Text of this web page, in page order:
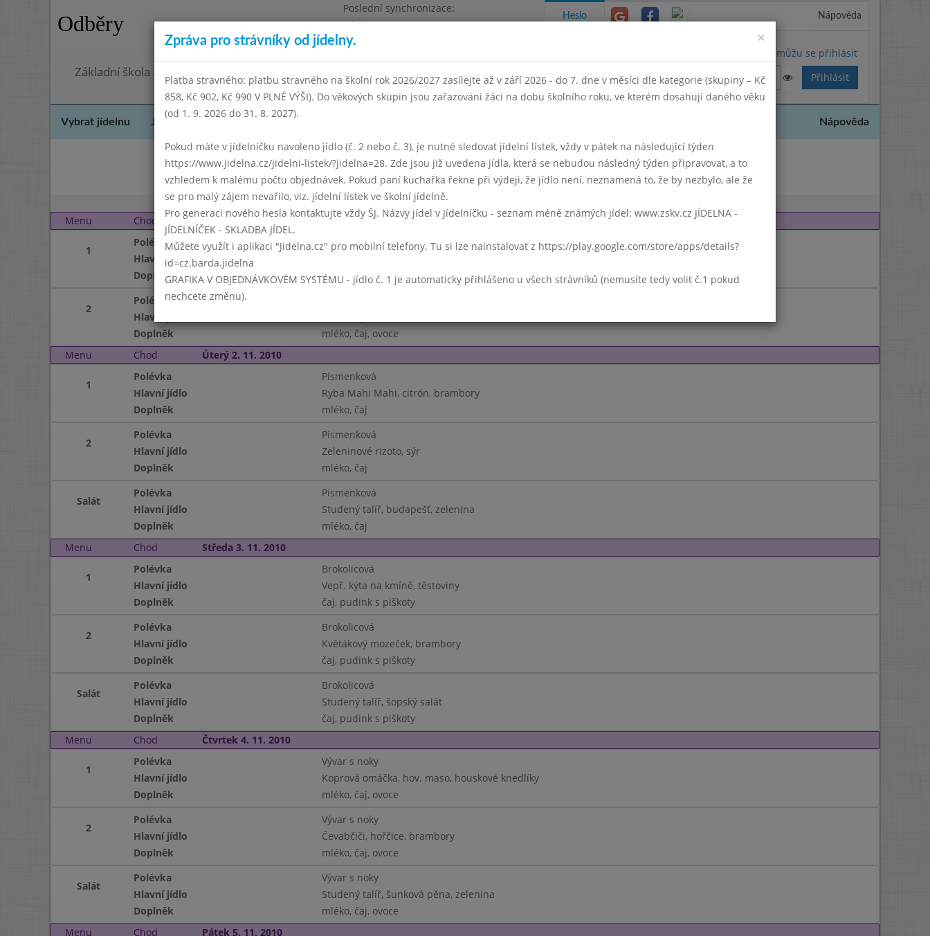
Odběry
Poslední synchronizace:
Pátek 3.7.2026 12:21
Omezení objednávek
Základní škola a mateřská škola Chodov, Praha 4, Květnového vítězství 57
Heslo Nápověda
Nemůžu se přihlásit
Vybrat jídelnu Jídelní lístek Kontakty a informace Nápověda
Září 2010 Říjen 2010 Listopad 2010 Prosinec 2010 Leden 2011
Týden 44
Menu
Chod Pondělí 1. 11. 2010
1
Polévka
Zeleninová
Hlavní jídlo
Doplněk
mléko, čaj, ovoce
2
Polévka
Hlavní jídlo
Doplněk
mléko, čaj, ovoce
Menu
Chod Úterý 2. 11. 2010
1
Polévka
Písmenková
Hlavní jídlo
Ryba Mahi Mahi, citrón, brambory
Doplněk
mléko, čaj
2
Polévka
Písmenková
Hlavní jídlo
Zeleninové rizoto, sýr
Doplněk
mléko, čaj
Salát
Polévka
Písmenková
Hlavní jídlo
Studený talíř, budapešť, zelenina
Doplněk
mléko, čaj
Menu
Chod Středa 3. 11. 2010
1
Polévka
Brokolicová
Hlavní jídlo
Vepř. kýta na kmíně, těstoviny
Doplněk
čaj, pudink s piškoty
2
Polévka
Brokolicová
Hlavní jídlo
Květákový mozeček, brambory
Doplněk
čaj, pudink s piškoty
Salát
Polévka
Brokolicová
Hlavní jídlo
Studený talíř, šopský salát
Doplněk
čaj, pudink s piškoty
Menu
Chod Čtvrtek 4. 11. 2010
1
Polévka
Vývar s noky
Hlavní jídlo
Koprová omáčka, hov. maso, houskové knedlíky
Doplněk
mléko, čaj, ovoce
2
Polévka
Vývar s noky
Hlavní jídlo
Čevabčiči, hořčice, brambory
Doplněk
mléko, čaj, ovoce
Salát
Polévka
Vývar s noky
Hlavní jídlo
Studený talíř, šunková pěna, zelenina
Doplněk
mléko, čaj, ovoce
Menu
Chod Pátek 5. 11. 2010
×
Zpráva pro strávníky od jídelny.
Platba stravného: platbu stravného na školní rok 2026/2027 zasílejte až v září 2026 - do 7. dne v měsíci dle kategorie (skupiny – Kč
858, Kč 902, Kč 990 V PLNÉ VÝŠI). Do věkových skupin jsou zařazováni žáci na dobu školního roku, ve kterém dosahují daného věku
(od 1. 9. 2026 do 31. 8. 2027).
Pokud máte v jídelníčku navoleno jídlo (č. 2 nebo č. 3), je nutné sledovat jídelní lístek, vždy v pátek na následující týden
https://www.jidelna.cz/jidelni-listek/?jidelna=28. Zde jsou již uvedena jídla, která se nebudou následný týden připravovat, a to
vzhledem k malému počtu objednávek. Pokud paní kuchařka řekne při výdeji, že jídlo není, neznamená to, že by nezbylo, ale že
se pro malý zájem nevařilo, viz. jídelní lístek ve školní jídelně.
Pro generaci nového hesla kontaktujte vždy ŠJ. Názvy jídel v Jídelníčku - seznam méně známých jídel: www.zskv.cz JÍDELNA -
JÍDELNÍČEK - SKLADBA JÍDEL.
Můžete využít i aplikaci "Jidelna.cz" pro mobilní telefony. Tu si lze nainstalovat z https://play.google.com/store/apps/details?
id=cz.barda.jidelna
GRAFIKA V OBJEDNÁVKOVÉM SYSTÉMU - jídlo č. 1 je automaticky přihlášeno u všech strávníků (nemusíte tedy volit č.1 pokud
nechcete změnu).